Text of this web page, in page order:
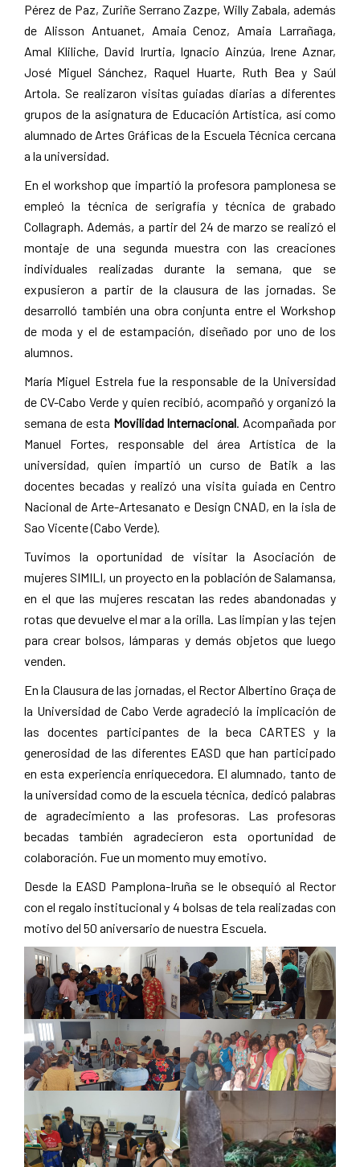
Pérez de Paz, Zuriñe Serrano Zazpe, Willy Zabala, además
de Alisson Antuanet, Amaia Cenoz, Amaia Larrañaga,
Amal Kliliche, David Irurtia, Ignacio Ainzúa, Irene Aznar,
José Miguel Sánchez, Raquel Huarte, Ruth Bea y Saúl
Artola. Se realizaron visitas guiadas diarias a diferentes
grupos de la asignatura de Educación Artística, así como
alumnado de Artes Gráficas de la Escuela Técnica cercana
a la universidad.
En el workshop que impartió la profesora pamplonesa se
empleó la técnica de serigrafía y técnica de grabado
Collagraph. Además, a partir del 24 de marzo se realizó el
montaje de una segunda muestra con las creaciones
individuales realizadas durante la semana, que se
expusieron a partir de la clausura de las jornadas. Se
desarrolló también una obra conjunta entre el Workshop
de moda y el de estampación, diseñado por uno de los
alumnos.
María Miguel Estrela fue la responsable de la Universidad
de CV-Cabo Verde y quien recibió, acompañó y organizó la
semana de esta Movilidad Internacional. Acompañada por
Manuel Fortes, responsable del área Artística de la
universidad, quien impartió un curso de Batik a las
docentes becadas y realizó una visita guiada en Centro
Nacional de Arte-Artesanato e Design CNAD, en la isla de
Sao Vicente (Cabo Verde).
Tuvimos la oportunidad de visitar la Asociación de
mujeres SIMILI, un proyecto en la población de Salamansa,
en el que las mujeres rescatan las redes abandonadas y
rotas que devuelve el mar a la orilla. Las limpian y las tejen
para crear bolsos, lámparas y demás objetos que luego
venden.
En la Clausura de las jornadas, el Rector Albertino Graça de
la Universidad de Cabo Verde agradeció la implicación de
las docentes participantes de la beca CARTES y la
generosidad de las diferentes EASD que han participado
en esta experiencia enriquecedora. El alumnado, tanto de
la universidad como de la escuela técnica, dedicó palabras
de agradecimiento a las profesoras. Las profesoras
becadas también agradecieron esta oportunidad de
colaboración. Fue un momento muy emotivo.
Desde la EASD Pamplona-Iruña se le obsequió al Rector
con el regalo institucional y 4 bolsas de tela realizadas con
motivo del 50 aniversario de nuestra Escuela.